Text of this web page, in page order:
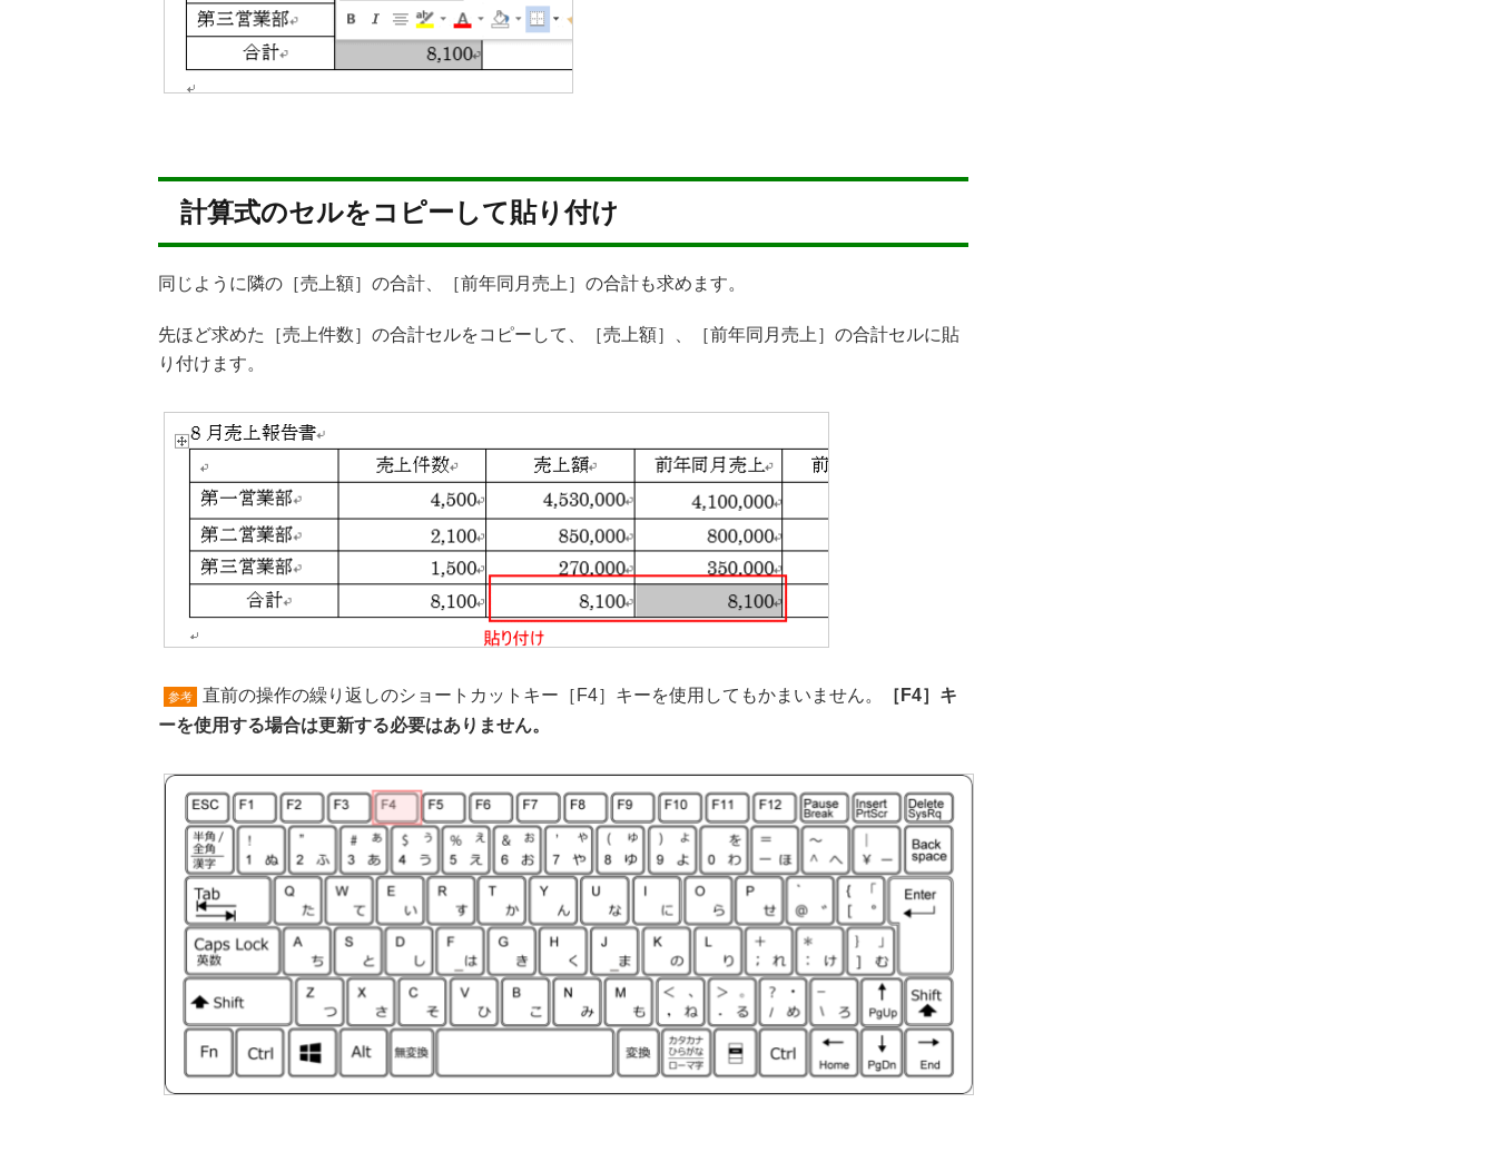
計算式のセルをコピーして貼り付け
同じように隣の［売上額］の合計、［前年同月売上］の合計も求めます。
先ほど求めた［売上件数］の合計セルをコピーして、［売上額］、［前年同月売上］の合計セルに貼
り付けます。
参考 直前の操作の繰り返しのショートカットキー［F4］キーを使用してもかまいません。
［F4］キ
ーを使用する場合は更新する必要はありません。